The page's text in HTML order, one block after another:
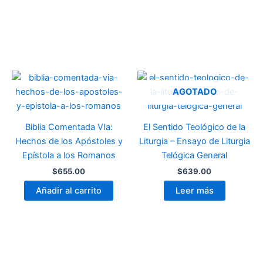
Biblia Comentada VIa:
Hechos de los Apóstoles y
Epístola a los Romanos
$655.00
Añadir al carrito
AGOTADO
El Sentido Teológico de la
Liturgia – Ensayo de Liturgia
Telógica General
$639.00
Leer más